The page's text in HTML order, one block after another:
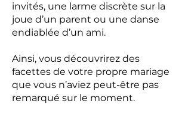
invités, une larme discrète sur la
joue d’un parent ou une danse
endiablée d’un ami.
Ainsi, vous découvrirez des
facettes de votre propre mariage
que vous n’aviez peut-être pas
remarqué sur le moment.